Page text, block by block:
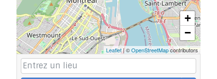
+
−
Leaflet| ©OpenStreetMapcontributors